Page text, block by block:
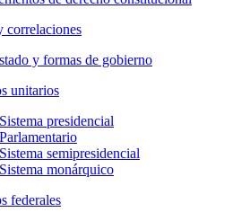
correlaciones
y formas de gobierno
unitarios
Sistema presidencial
Parlamentario
Sistema semipresidencial
Sistema monárquico
federales